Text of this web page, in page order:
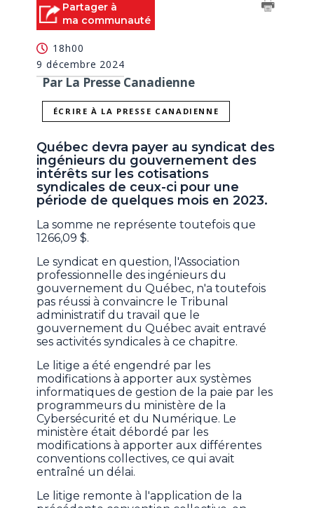
Partager à
ma communauté
18h00
9 décembre 2024
Par La Presse Canadienne
ÉCRIRE À LA PRESSE CANADIENNE
Québec devra payer au syndicat des
ingénieurs du gouvernement des
intérêts sur les cotisations
syndicales de ceux-ci pour une
période de quelques mois en 2023.
La somme ne représente toutefois que
1266,09 $.
Le syndicat en question, l'Association
professionnelle des ingénieurs du
gouvernement du Québec, n'a toutefois
pas réussi à convaincre le Tribunal
administratif du travail que le
gouvernement du Québec avait entravé
ses activités syndicales à ce chapitre.
Le litige a été engendré par les
modifications à apporter aux systèmes
informatiques de gestion de la paie par les
programmeurs du ministère de la
Cybersécurité et du Numérique. Le
ministère était débordé par les
modifications à apporter aux différentes
conventions collectives, ce qui avait
entraîné un délai.
Le litige remonte à l'application de la